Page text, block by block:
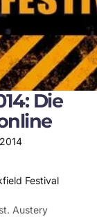
Die
Austery